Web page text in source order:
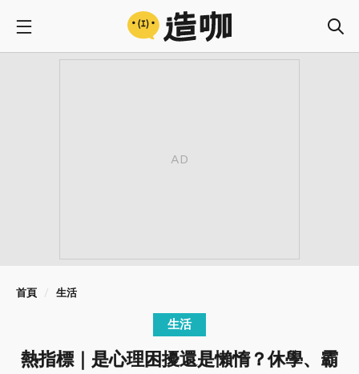
首頁 生活
生活
熱指標｜是心理困擾還是懶惰？休學、霸